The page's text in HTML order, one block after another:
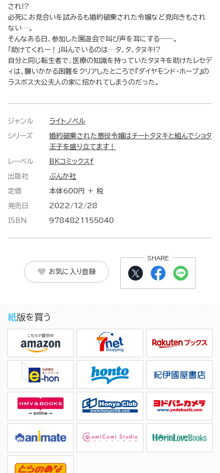
され!?
必死にお見合いを試みるも婚約破棄された令嬢など見向きもされ
ない…。
そんなある日、参加した園遊会で叫び声を耳にする――。
「助けてくれー！」叫んでいるのは…タ、タ、タヌキ!?
自分と同じ転生者で、医療の知識を持っていたタヌキを助けたレセデ
ィは、襲いかかる困難をクリアしたところで『ダイヤモンド・ホープ』の
ラスボス大公夫人の家に招かれてしまうのだった。
ジャンル ライトノベル
シリーズ
婚約破棄された悪役令嬢はチートタヌキと組んでショタ
王子を盛り立てます！
レーベル BKコミックスf
出版社 ぶんか社
定価 本体600円 ＋ 税
発売日 2022/12/28
ISBN 9784821155040
お気に入り登録
SHARE
紙版を買う